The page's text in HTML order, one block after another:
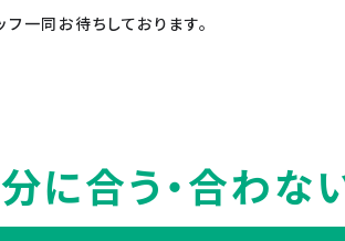
一同お待ちしております。
に合う・合わな